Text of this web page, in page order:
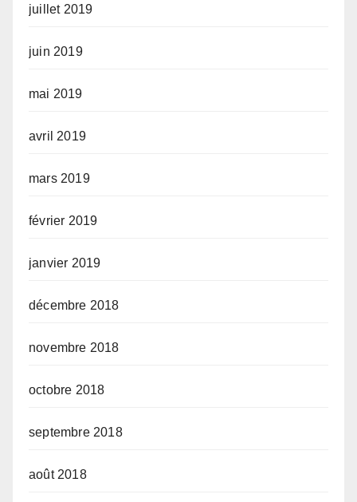
juillet 2019
juin 2019
mai 2019
avril 2019
mars 2019
février 2019
janvier 2019
décembre 2018
novembre 2018
octobre 2018
septembre 2018
août 2018